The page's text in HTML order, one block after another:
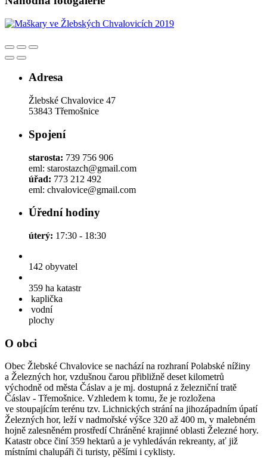
Adresa
Žlebské Chvalovice 47
53843 Třemošnice
Spojení
starosta: 739 756 906
eml: starostazch@gmail.com
úřad: 773 212 492
eml: chvalovice@gmail.com
Úřední hodiny
úterý: 17:30 - 18:30
142 obyvatel
359 ha katastr
kaplička
vodní
plochy
O obci
Obec Žlebské Chvalovice se nachází na rozhraní Polabské nížiny
a Železných hor, vzdušnou čarou přibližně deset kilometrů
východně od města Čáslav a je mj. dostupná z železniční tratě
Čáslav - Třemošnice. Vzhledem k tomu, že je rozložena
ve stoupajícím terénu tzv. Lichnických strání na jihozápadním úpatí
Železných hor, leží v nadmořské výšce 320 až 400 m, v malebném
hojně zalesněném prostředí Chráněné krajinné oblasti Železné hory.
Katastr obce činí 359 hektarů a je vyhledáván rekreanty, ať již
místními chalupáři či turisty, pěšími i cyklisty.